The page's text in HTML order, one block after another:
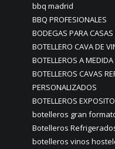
bbq madrid
BBQ PROFESIONALES
BODEGAS PARA CASAS
BOTELLERO CAVA DE
BOTELLEROS A MEDIDA
BOTELLEROS CAVAS
PERSONALIZADOS
BOTELLEROS
botelleros gran
Botelleros
botelleros vinos